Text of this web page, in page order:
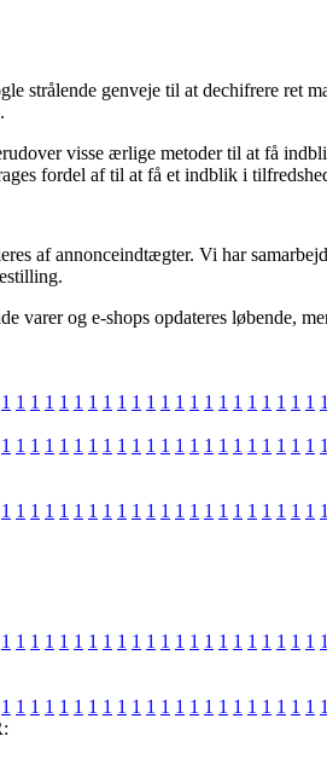
strålende genveje til at dechifrere ret
visse ærlige metoder til at få
fordel af til at få et indblik i
af annonceindtægter. Vi har
varer og e-shops opdateres løbende,
1 1 1 1 1 1 1 1 1 1 1 1 1 1 1 1 1 1 1 1 1 1 1
1 1 1 1 1 1 1 1 1 1 1 1 1 1 1 1 1 1 1 1 1 1 1
1 1 1 1 1 1 1 1 1 1 1 1 1 1 1 1 1 1 1 1 1 1 1
1 1 1 1 1 1 1 1 1 1 1 1 1 1 1 1 1 1 1 1 1 1 1
1 1 1 1 1 1 1 1 1 1 1 1 1 1 1 1 1 1 1 1 1 1 1